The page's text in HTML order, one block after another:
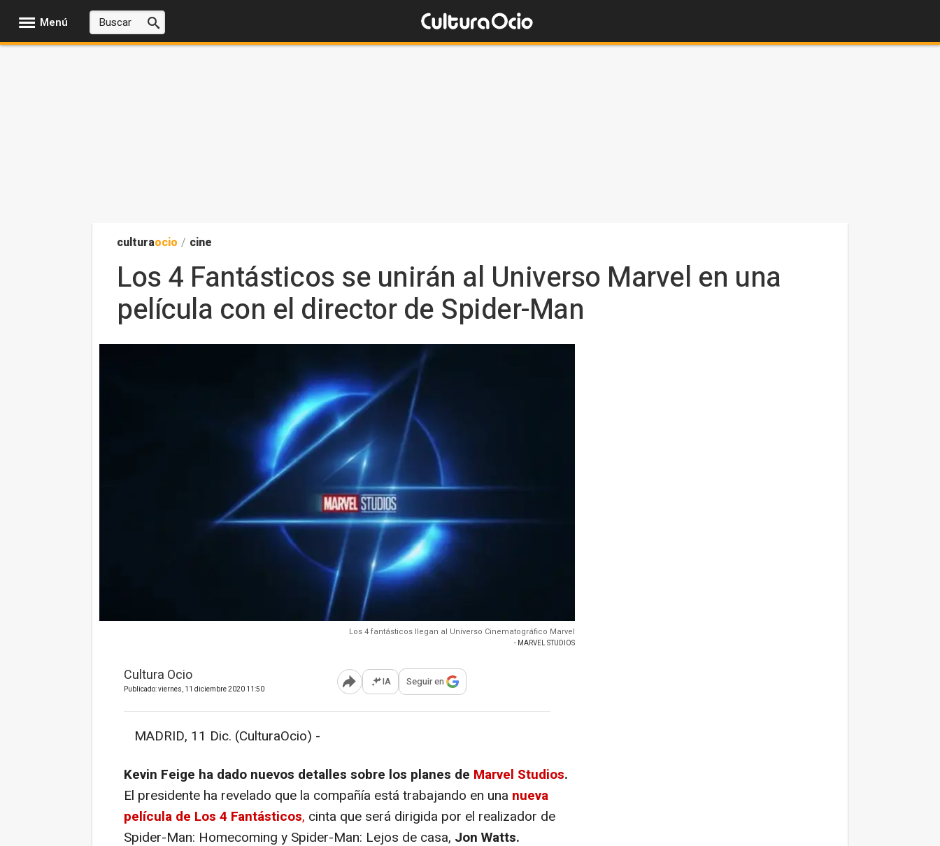
Menú
culturaocio / cine
Los 4 Fantásticos se unirán al Universo Marvel en una
película con el director de Spider-Man
Los 4 fantásticos llegan al Universo Cinematográfico Marvel
- MARVEL STUDIOS
Cultura Ocio
Publicado: viernes, 11 diciembre 2020 11:50 Abrir opciones para compartir
IA Seguir en
MADRID, 11 Dic. (CulturaOcio) -
Kevin Feige ha dado nuevos detalles sobre los planes de Marvel Studios.
El presidente ha revelado que la compañía está trabajando en una nueva
película de Los 4 Fantásticos, cinta que será dirigida por el realizador de
Spider-Man: Homecoming y Spider-Man: Lejos de casa, Jon Watts.